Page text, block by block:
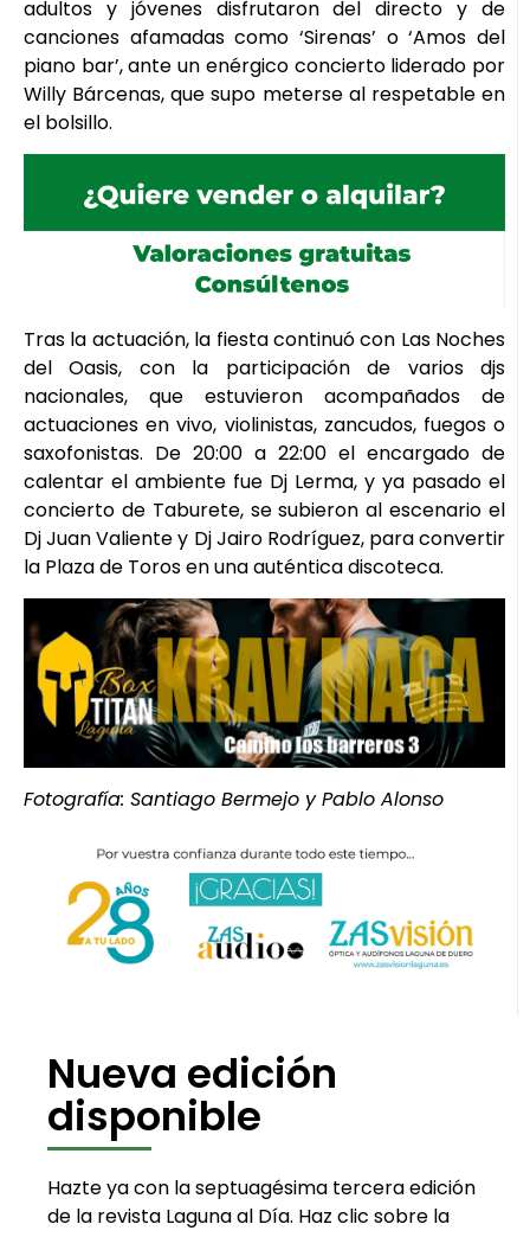
adultos y jóvenes disfrutaron del directo y de
canciones afamadas como ‘Sirenas’ o ‘Amos del
piano bar’, ante un enérgico concierto liderado por
Willy Bárcenas, que supo meterse al respetable en
el bolsillo.
Tras la actuación, la fiesta continuó con Las Noches
del Oasis, con la participación de varios djs
nacionales, que estuvieron acompañados de
actuaciones en vivo, violinistas, zancudos, fuegos o
saxofonistas. De 20:00 a 22:00 el encargado de
calentar el ambiente fue Dj Lerma, y ya pasado el
concierto de Taburete, se subieron al escenario el
Dj Juan Valiente y Dj Jairo Rodríguez, para convertir
la Plaza de Toros en una auténtica discoteca.
Fotografía: Santiago Bermejo y Pablo Alonso
Nueva edición
disponible
Hazte ya con la septuagésima tercera edición
de la revista Laguna al Día. Haz clic sobre la